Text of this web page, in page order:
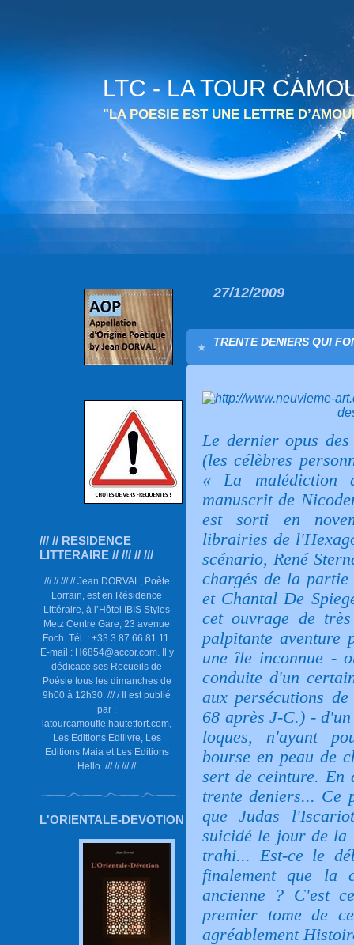
LTC - LA TOUR
"LA POESIE EST UNE LETTRE
/// // RESIDENCE
LITTERAIRE // /// // ///
/// // /// // Jean DORVAL, Poète
Lorrain, est en Résidence
Littéraire, à l’Hôtel IBIS Styles
Metz Centre Gare, 23 avenue
Foch. Tél. : +33.3.87.66.81.11.
E-mail : H6854@accor.com. Il y
dédicace ses Recueils de
Poésie tous les dimanches de
9h00 à 12h30. /// / Il est publié
par :
latourcamoufle.hautetfort.com,
Les Editions Edilivre, Les
Editions Maia et Les Editions
Hello. /// // /// //
L'ORIENTALE-DEVOTION
27/12/2009
TRENTE DENIERS QUI
Le dernier opus
(les célèbres
« La malédiction
manuscrit de
est sorti en
librairies de
scénario, René
chargés de la partie
et Chantal De
cet ouvrage de
palpitante aventure
une île inconnue -
conduite d'un
aux persécutions
68 après J-C.) -
loques, n'ayant
bourse en peau de
sert de ceinture. En
trente deniers... Ce
que Judas
suicidé le jour de la
trahi... Est-ce le
finalement que la
ancienne ? C'est
premier tome de
agréablement